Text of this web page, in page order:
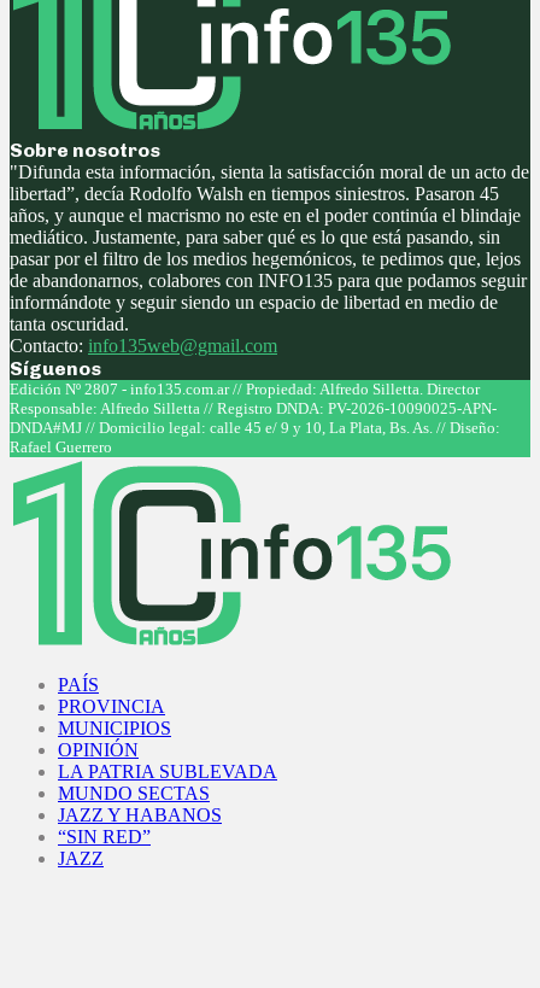
Sobre nosotros
"Difunda esta información, sienta la satisfacción moral de un acto de
libertad”, decía Rodolfo Walsh en tiempos siniestros. Pasaron 45
años, y aunque el macrismo no este en el poder continúa el blindaje
mediático. Justamente, para saber qué es lo que está pasando, sin
pasar por el filtro de los medios hegemónicos, te pedimos que, lejos
de abandonarnos, colabores con INFO135 para que podamos seguir
informándote y seguir siendo un espacio de libertad en medio de
tanta oscuridad.
Contacto: info135web@gmail.com
Síguenos
Facebook
Twitter
Instagram
Youtube
Edición Nº 2807 - info135.com.ar // Propiedad: Alfredo Silletta. Director
Responsable: Alfredo Silletta // Registro DNDA: PV-2026-10090025-APN-
DNDA#MJ // Domicilio legal: calle 45 e/ 9 y 10, La Plata, Bs. As. // Diseño:
Rafael Guerrero
PAÍS
PROVINCIA
MUNICIPIOS
OPINIÓN
LA PATRIA SUBLEVADA
MUNDO SECTAS
JAZZ Y HABANOS
“SIN RED”
JAZZ